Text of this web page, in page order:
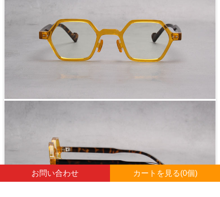
お問い合わせ カートを見る(0個)